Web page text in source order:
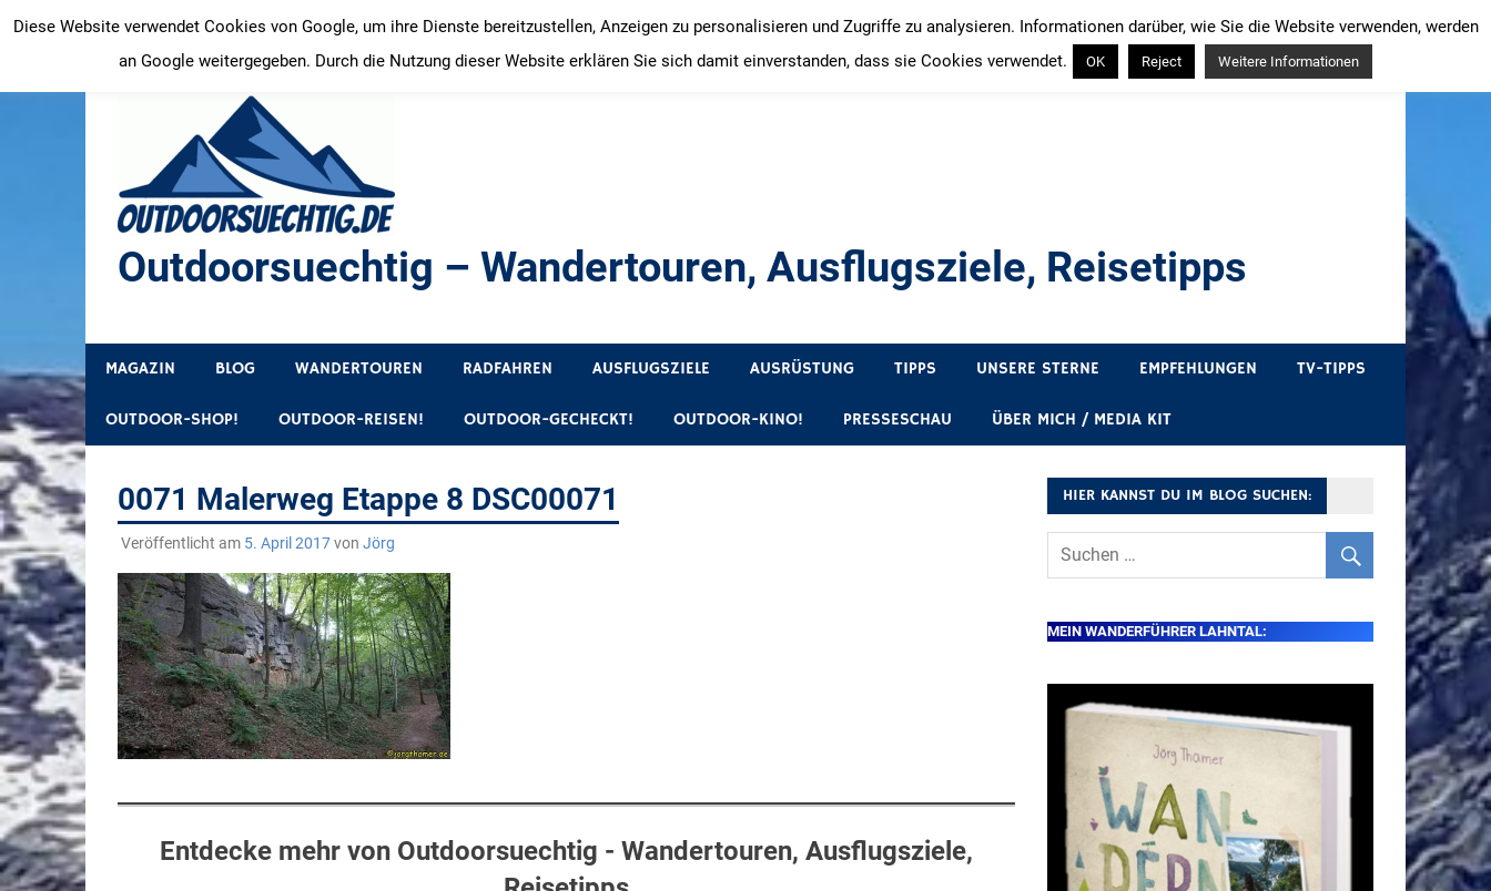
Inhalt
springen
Outdoorsuechtig – Wandertouren, Ausflugsziele, Reisetipps
MAGAZIN BLOG WANDERTOUREN RADFAHREN AUSFLUGSZIELE AUSRÜSTUNG TIPPS UNSERE STERNE EMPFEHLUNGEN TV-TIPPS
OUTDOOR-SHOP! OUTDOOR-REISEN! OUTDOOR-GECHECKT! OUTDOOR-KINO! PRESSESCHAU ÜBER MICH / MEDIA KIT
0071 Malerweg Etappe 8 DSC00071
Veröffentlicht am 5. April 2017von Jörg
Entdecke mehr von Outdoorsuechtig - Wandertouren, Ausflugsziele,
HIER KANNST DU IM BLOG SUCHEN:
MEIN WANDERFÜHRER LAHNTAL:
Diese Website verwendet Cookies von Google, um ihre Dienste bereitzustellen, Anzeigen zu personalisieren und Zugriffe zu analysieren. Informationen darüber, wie Sie die Website verwenden, werden
an Google weitergegeben. Durch die Nutzung dieser Website erklären Sie sich damit einverstanden, dass sie Cookies verwendet.
OK Reject Weitere Informationen